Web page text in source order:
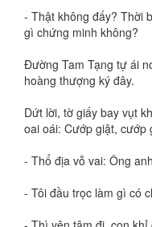
- Thật không đấy? Thời
gì chứng minh không?
Đường Tam Tạng tự ái
hoàng thượng ký đây.
Dứt lời, tờ giấy bay vụt
oai oái: Cướp giật, cướp
- Thổ địa vỗ vai: Ông
- Tôi đầu trọc làm gì có